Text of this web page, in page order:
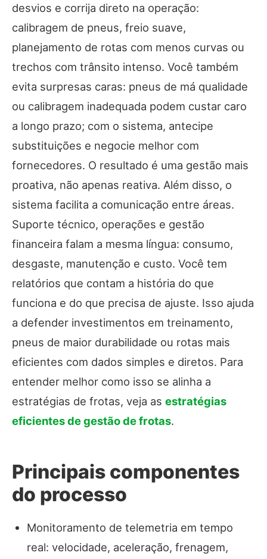
desvios e corrija direto na operação:
calibragem de pneus, freio suave,
planejamento de rotas com menos curvas ou
trechos com trânsito intenso. Você também
evita surpresas caras: pneus de má qualidade
ou calibragem inadequada podem custar caro
a longo prazo; com o sistema, antecipe
substituições e negocie melhor com
fornecedores. O resultado é uma gestão mais
proativa, não apenas reativa. Além disso, o
sistema facilita a comunicação entre áreas.
Suporte técnico, operações e gestão
financeira falam a mesma língua: consumo,
desgaste, manutenção e custo. Você tem
relatórios que contam a história do que
funciona e do que precisa de ajuste. Isso ajuda
a defender investimentos em treinamento,
pneus de maior durabilidade ou rotas mais
eficientes com dados simples e diretos. Para
entender melhor como isso se alinha a
estratégias de frotas, veja as estratégias
eficientes de gestão de frotas.
Principais componentes
do processo
Monitoramento de telemetria em tempo
real: velocidade, aceleração, frenagem,